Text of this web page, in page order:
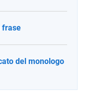
frase
del monologo